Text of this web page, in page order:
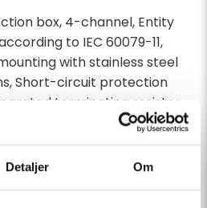
Detaljer Om
box, 4-channel, Entity
to IEC 60079-11,
with stainless steel
Short-circuit protection
terminating resistor
Capacitive or direct
potential selectable via
terminal for optional